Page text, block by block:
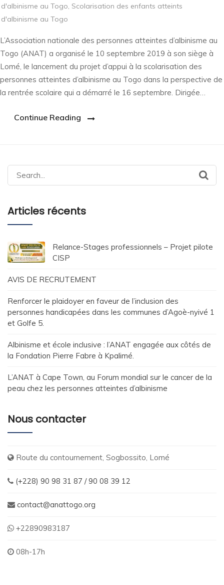
d'albinisme au Togo, Scolarisation des enfants atteints
d'albinisme au Togo
L’Association nationale des personnes atteintes d’albinisme au
Togo (ANAT) a organisé le 10 septembre 2019 à son siège à
Lomé, le lancement du projet d’appui à la scolarisation des
personnes atteintes d’albinisme au Togo dans la perspective de
la rentrée scolaire qui a démarré le 16 septembre. Dirigée…
Continue Reading
Search
for:
Articles récents
Relance-Stages professionnels – Projet pilote
CISP
AVIS DE RECRUTEMENT
Renforcer le plaidoyer en faveur de l’inclusion des
personnes handicapées dans les communes d’Agoè-nyivé 1
et Golfe 5.
Albinisme et école inclusive : l’ANAT engagée aux côtés de
la Fondation Pierre Fabre à Kpalimé.
L’ANAT à Cape Town, au Forum mondial sur le cancer de la
peau chez les personnes atteintes d’albinisme
Nous contacter
Route du contournement, Sogbossito, Lomé
(+228) 90 98 31 87 / 90 08 39 12
contact@anattogo.org
+22890983187
08h-17h